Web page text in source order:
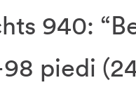
940:
piedi